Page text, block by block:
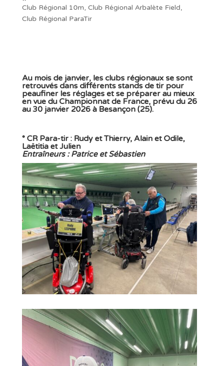
Club Régional 10m, Club Régional Arbalète Field,
Club Régional ParaTir
Au mois de janvier, les clubs régionaux se sont
retrouvés dans différents stands de tir pour
peaufiner les réglages et se préparer au mieux
en vue du Championnat de France, prévu du 26
au 30 janvier 2026 à Besançon (25).
° CR Para-tir : Rudy et Thierry, Alain et Odile,
Laëtitia et Julien
Entraîneurs : Patrice et Sébastien